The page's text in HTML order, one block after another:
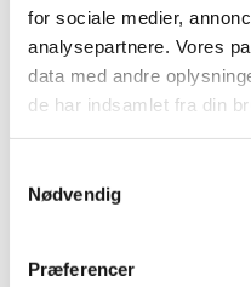
for sociale medier,
analysepartnere. Vores
data med andre
de har indsamlet fra din
Nødvendig
Præferencer
Du vil måske